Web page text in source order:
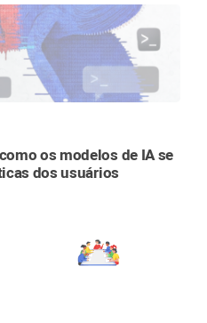
os modelos de IA se
dos usuários